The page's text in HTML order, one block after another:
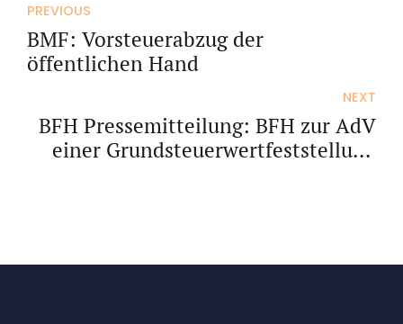
PREVIOUS
BMF: Vorsteuerabzug der
öffentlichen Hand
NEXT
BFH Pressemitteilung: BFH zur AdV
einer Grundsteuerwertfeststellung